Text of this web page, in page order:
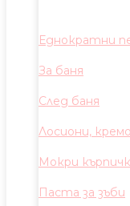
Еднократни
За баня
След баня
Лосиони,
Мокри
Паста за зъби